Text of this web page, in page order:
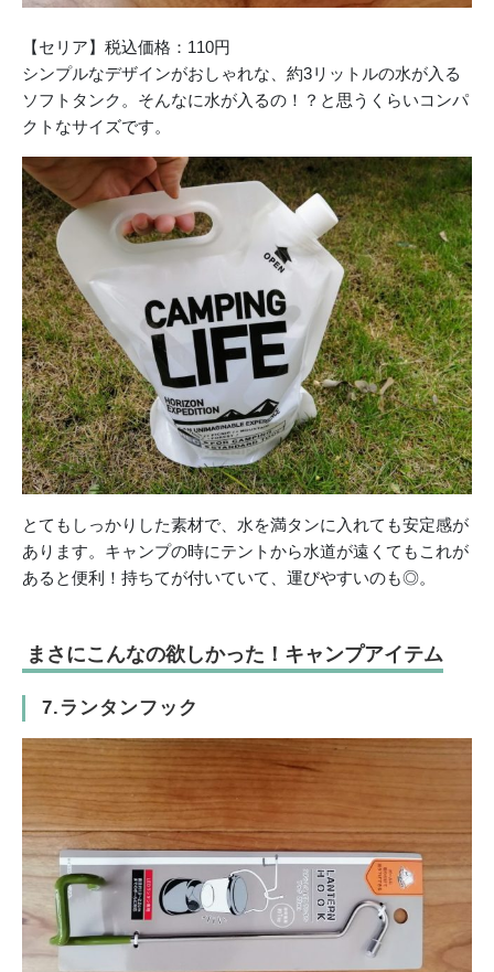
【セリア】税込価格：110円
シンプルなデザインがおしゃれな、約3リットルの水が入る
ソフトタンク。そんなに水が入るの！？と思うくらいコンパ
クトなサイズです。
とてもしっかりした素材で、水を満タンに入れても安定感が
あります。キャンプの時にテントから水道が遠くてもこれが
あると便利！持ちてが付いていて、運びやすいのも◎。
まさにこんなの欲しかった！キャンプアイテム
7.ランタンフック